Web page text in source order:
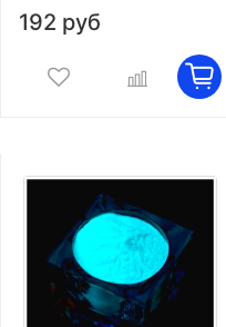
192 руб